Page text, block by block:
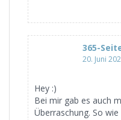
365-
20. Juni
Hey :)
Bei mir gab es auch
Überraschung. So